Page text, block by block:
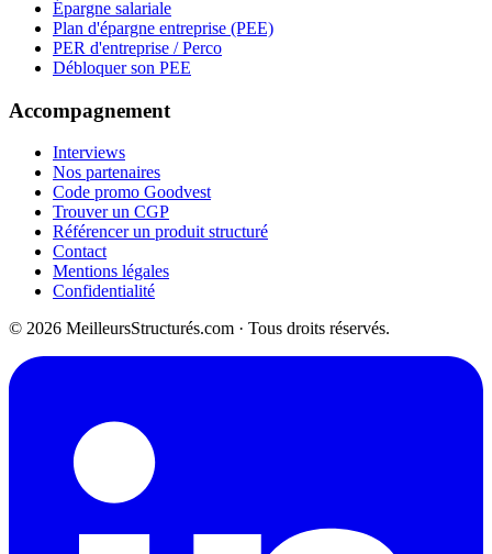
Épargne salariale
Plan d'épargne entreprise (PEE)
PER d'entreprise / Perco
Débloquer son PEE
Accompagnement
Interviews
Nos partenaires
Code promo Goodvest
Trouver un CGP
Référencer un produit structuré
Contact
Mentions légales
Confidentialité
© 2026 MeilleursStructurés.com · Tous droits réservés.